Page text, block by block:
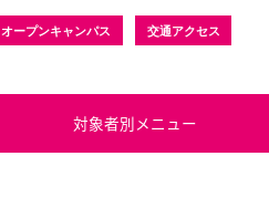
オープンキャンパス 交通アクセス
対象者別メニュー